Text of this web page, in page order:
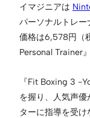
イマジニアは
パーソナルトレー
価格は6,578円（
Personal Trainer
『Fit Boxing 3 -
を握り、人気声
ターに指導を受